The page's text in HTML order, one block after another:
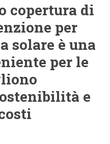
copertura di
per
solare è una
per le
e